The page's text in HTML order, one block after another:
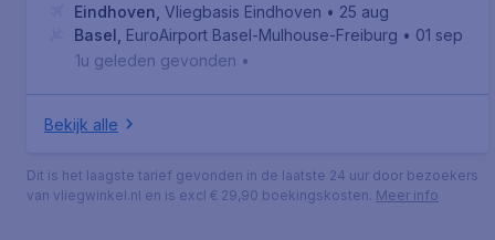
Eindhoven Vliegbasis Eindhoven • 25 aug
Basel EuroAirport Basel-Mulhouse-Freiburg • 01 sep
1u geleden gevonden •
Bekijk alle
Dit is het laagste tarief gevonden in de laatste 24 uur door bezoekers
van vliegwinkel.nl en is excl € 29,90 boekingskosten. Meer info